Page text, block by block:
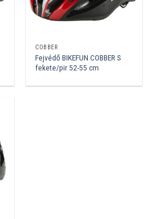
COBBER
Fejvédő BIKEFUN COBBER S
fekete/pir 52-55 cm